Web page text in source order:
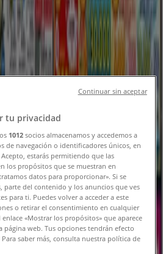
トの神戸市チラシ
を発見する
市
物ハンターのためのトップ
tu privacidad
1012 socios almacenamos y accedemos a
de navegación o identificadores únicos, en
estarás permitiendo que las
los propósitos que se muestran en
datos para proporcionar». Si se
parte del contenido y los anuncios que ves
para ti. Puedes volver a acceder a este
o retirar el consentimiento en cualquier
«Mostrar los propósitos» que aparece
página web. Tus opciones tendrán efecto
saber más, consulta nuestra política de
Continuar sin aceptar